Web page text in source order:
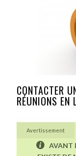
CONTACTER
RÉUNIONS EN
Avertissement
AVANT